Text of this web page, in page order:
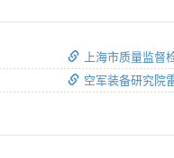
上海市质量监督
空军装备研究院